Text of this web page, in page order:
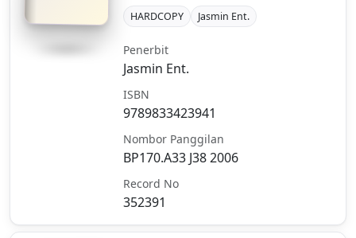
HARDCOPY Jasmin Ent.
Penerbit
Jasmin Ent.
ISBN
9789833423941
Nombor Panggilan
BP170.A33 J38 2006
Record No
352391